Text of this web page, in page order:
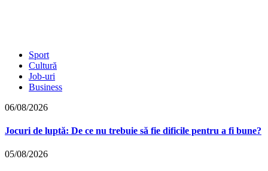
Sport
Cultură
Job-uri
Business
06/08/2026
Jocuri de luptă: De ce nu trebuie să fie dificile pentru a fi bune?
05/08/2026